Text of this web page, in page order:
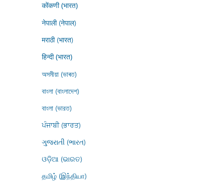
कोंकणी (भारत)
नेपाली (नेपाल)
मराठी (भारत)
हिन्दी (भारत)
অসমীয়া (ভাৰত)
বাংলা (বাংলাদেশ)
বাংলা (ভারত)
ਪੰਜਾਬੀ (ਭਾਰਤ)
ગુજરાતી (ભારત)
ଓଡ଼ିଆ (ଭାରତ)
தமிழ் (இந்தியா)